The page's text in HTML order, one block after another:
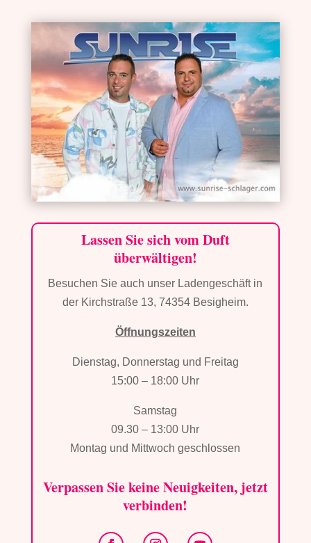
Lassen Sie sich vom Duft
überwältigen!
Besuchen Sie auch unser Ladengeschäft in
der Kirchstraße 13, 74354 Besigheim.
Öffnungszeiten
Dienstag, Donnerstag und Freitag
15:00 – 18:00 Uhr
Samstag
09.30 – 13:00 Uhr
Montag und Mittwoch geschlossen
Verpassen Sie keine Neuigkeiten, jetzt
verbinden!